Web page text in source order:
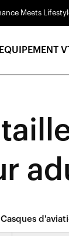
Meets
EQUIPEMENT
Casques